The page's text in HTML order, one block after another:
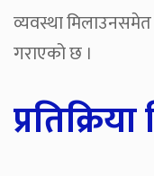
व्यवस्था
गराएको छ ।